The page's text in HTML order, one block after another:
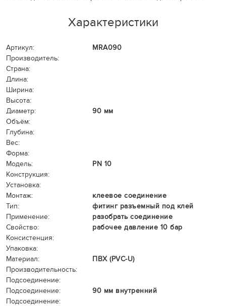
Характеристики
Артикул:
MRA090
Производитель:
Страна:
Длина:
Ширина:
Высота:
Диаметр:
90 мм
Объём:
Глубина:
Вес:
Форма:
Модель:
PN 10
Конструкция:
Установка:
Монтаж:
клеевое соединение
Тип:
фитинг разъемный под клей
Применение:
разобрать соединение
Свойство:
рабочее давление 10 бар
Консистенция:
Упаковка:
Материал:
ПВХ (PVC-U)
Производительность:
Подсоединение:
Подсоединение:
90 мм внутренний
Подсоединение: